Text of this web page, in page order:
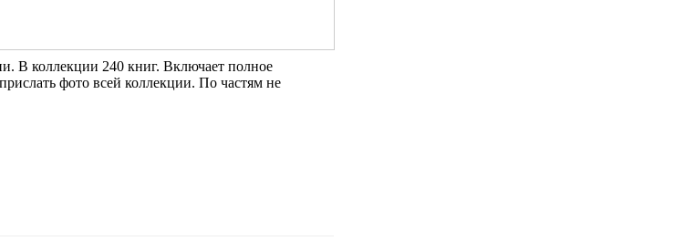
В коллекции 240 книг. Включает полное
фото всей коллекции. По частям не